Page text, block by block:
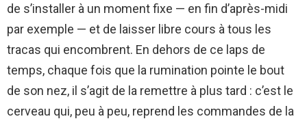
de s’installer à un moment fixe — en fin d’après-midi
par exemple — et de laisser libre cours à tous les
tracas qui encombrent. En dehors de ce laps de
temps, chaque fois que la rumination pointe le bout
de son nez, il s’agit de la remettre à plus tard : c’est le
cerveau qui, peu à peu, reprend les commandes de la